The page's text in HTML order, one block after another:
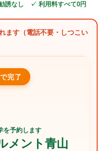
誘なし ✓ 利用料すべて0円
ます（電話不要・しつこい
完了
を予約します
メント青山